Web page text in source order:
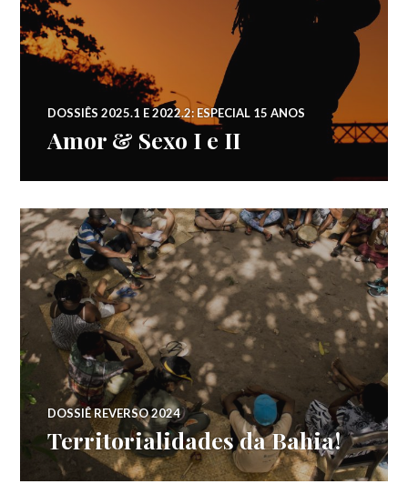
DOSSIÊS 2025.1 E 2022.2: ESPECIAL 15 ANOS
Amor & Sexo I e II
DOSSIÊ REVERSO 2024
Territorialidades da Bahia!